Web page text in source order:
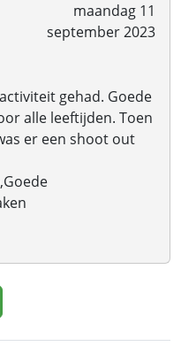
maandag 11
september 2023
gehad. Goede
alle leeftijden. Toen
er een shoot out